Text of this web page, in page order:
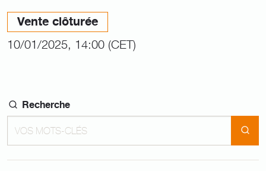
Vente clôturée
10/01/2025, 14:00 (CET)
Recherche